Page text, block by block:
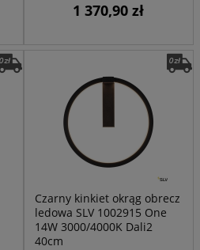
1 370,90 zł
Czarny kinkiet okrąg obrecz
ledowa SLV 1002915 One
14W 3000/4000K Dali2
40cm